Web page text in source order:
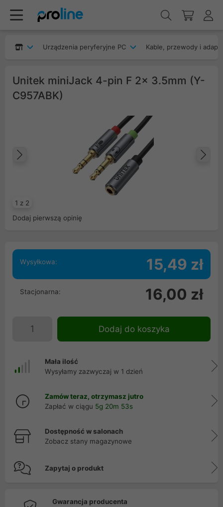
Urządzenia peryferyjne PC Kable, przewody i
Unitek miniJack 4-pin F 2x 3.5mm (Y-
C957ABK)
1 z 2
Poprzedni
Dodaj pierwszą opinię
Wysyłkowa: 15,49 zł
Stacjonarna: 16,00 zł
Dodaj do koszyka
Mała ilość
Wysyłamy zazwyczaj w 1 dzień
Zamów teraz, otrzymasz jutro
Zapłać w ciągu 5g 20m 53s
Dostępność w salonach
Zobacz stany magazynowe
Zapytaj o produkt
Gwarancja producenta